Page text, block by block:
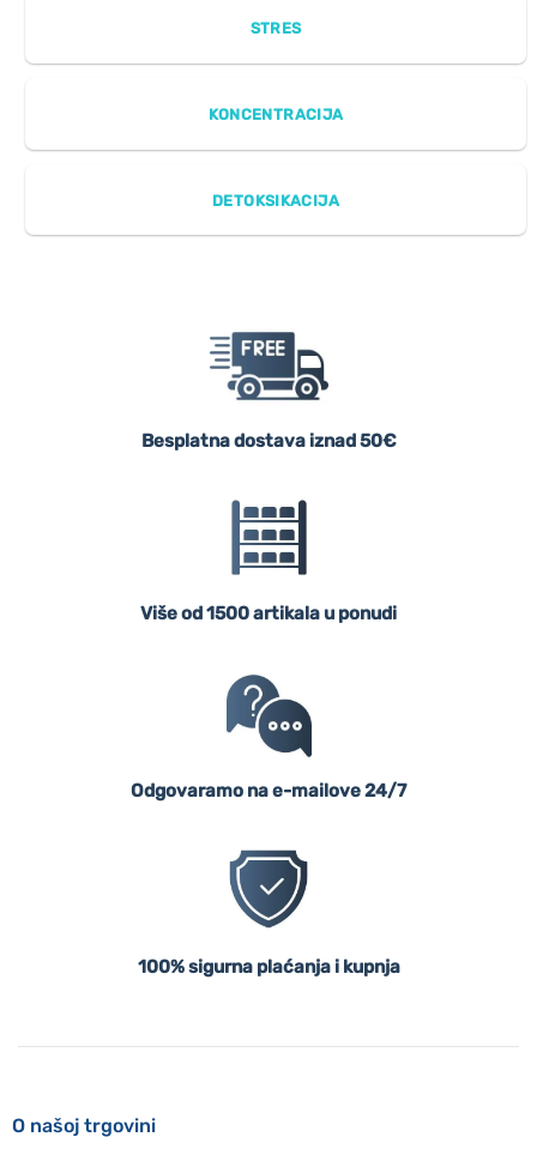
STRES
KONCENTRACIJA
DETOKSIKACIJA
Besplatna dostava iznad 50€
Više od 1500 artikala u ponudi
Odgovaramo na e-mailove 24/7
100% sigurna plaćanja i kupnja
O našoj trgovini